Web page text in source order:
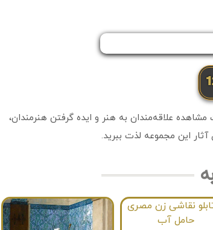
علاقه‌مندان به هنر و ایده گرفتن هنرمندان،
آثار این مجموعه لذت ببرید.